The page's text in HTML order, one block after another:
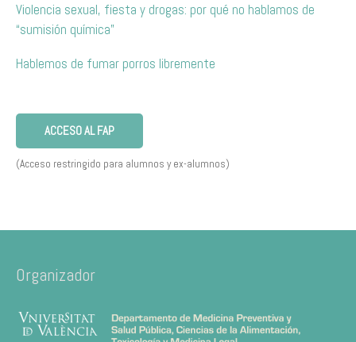
Violencia sexual, fiesta y drogas: por qué no hablamos de
“sumisión química”
Hablemos de fumar porros libremente
ACCESO AL FAP
(Acceso restringido para alumnos y ex-alumnos)
Organizador